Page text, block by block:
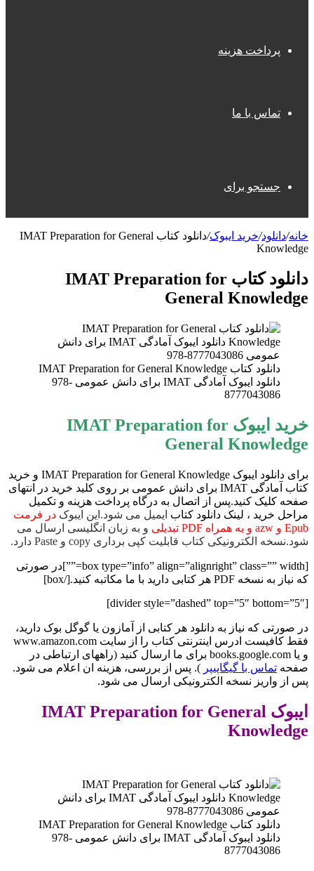
پرداخت هزینه
تماس با ما
جستجو برای
خانه/دانلود/خرید ایبوک/
دانلود کتاب IMAT Preparation for General
Knowledge
دانلود کتاب IMAT Preparation for
General Knowledge
دانلود کتاب IMAT Preparation for General Knowledge
دانلود ایبوک آمادگی IMAT برای دانش عمومی ‎ 978-
8777043086
خرید ایبوک IMAT Preparation for
General Knowledge
برای دانلود ایبوک IMAT Preparation for General Knowledge و خرید
کتاب آمادگی IMAT برای دانش عمومی بر روی کلید خرید در انتهای
صفحه کلیک کنید.پس از اتصال به درگاه پرداخت هزینه و تکمیل
مراحل خرید ، لینک دانلود کتاب ایمیل می شود.این ایبوک در فرمت
Epub و azw و به همراه PDF تبدیلی
و به زبان انگلیسی ارسال می
شود.نسخه الکترونیکی کتاب قابلیت کپی برداری copy و Paste دارد.
[box type=”info” align=”alignright” class=”” width=””]در صورتی
که نیاز به نسخه PDF هر کتابی دارید با ما مکاتبه کنید.[/box]
[divider style=”dashed” top=”5″ bottom=”5″]
در صورتی که نیاز به دانلود هر کتابی از آمازون یا گوگل بوک دارید،
فقط کافیست ادرس اینترنتی کتاب را از سایت www.amazon.com
و یا books.google.com برای ما ارسال کنید (راههای ارتباطی در
صفحه تماس با گیگاپیپر ). پس از بررسی، هزینه ان اعلام می شود.
پس از واریز نسخه الکترونیکی ارسال می شود.
ایبوک IMAT Preparation for General
Knowledge
دانلود کتاب IMAT Preparation for General Knowledge
دانلود ایبوک آمادگی IMAT برای دانش عمومی ‎ 978-
8777043086